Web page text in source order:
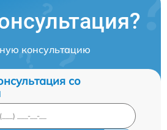
консультацию
со